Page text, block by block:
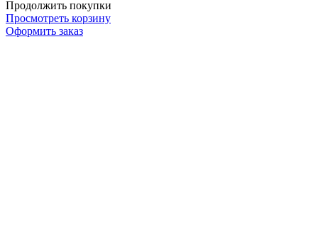
Продолжить покупки
Просмотреть корзину
Оформить заказ